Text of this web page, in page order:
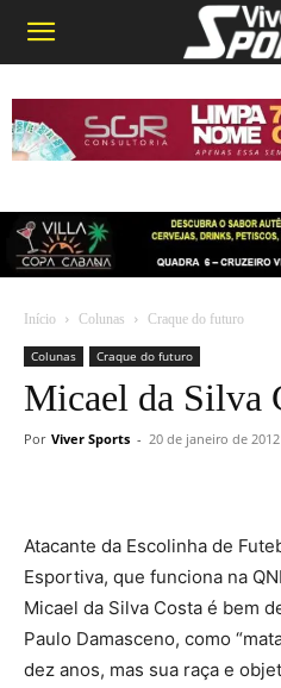
Início Colunas Craque do futuro
Colunas Craque do futuro
Micael da Silva
Por Viver Sports - 20 de janeiro de 2012
Atacante da Escolinha de
Esportiva, que funciona na
Micael da Silva Costa é bem
Paulo Damasceno, como
dez anos, mas sua raça e